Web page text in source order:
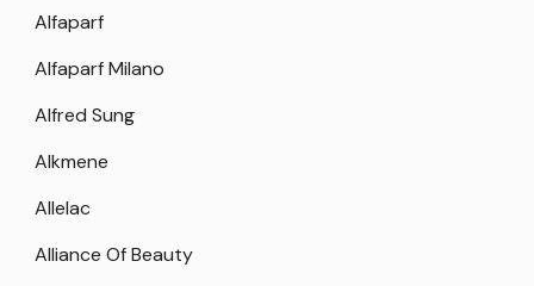
Alfaparf
Alfaparf Milano
Alfred Sung
Alkmene
Allelac
Alliance Of Beauty